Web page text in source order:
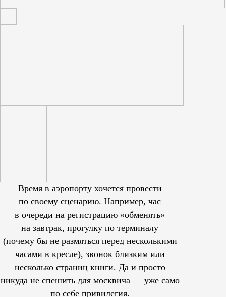
Время в аэропорту хочется провести
по своему сценарию. Например, час
в очереди на регистрацию «обменять»
на завтрак, прогулку по терминалу
(почему бы не размяться перед несколькими
часами в кресле), звонок близким или
несколько страниц книги. Да и просто
никуда не спешить для москвича — уже само
по себе привилегия.